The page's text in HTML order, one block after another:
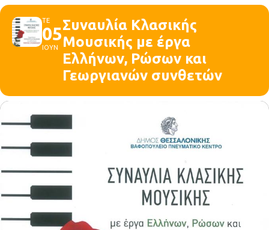
ΤΕ
05
ΙΟΥΝ
Συναυλία Κλασικής
Μουσικής με έργα
Ελλήνων, Ρώσων και
Γεωργιανών συνθετών